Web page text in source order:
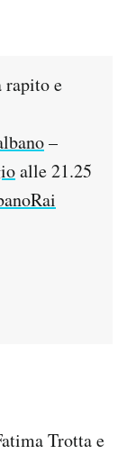
rapito e
–
alle 21.25
Trotta e